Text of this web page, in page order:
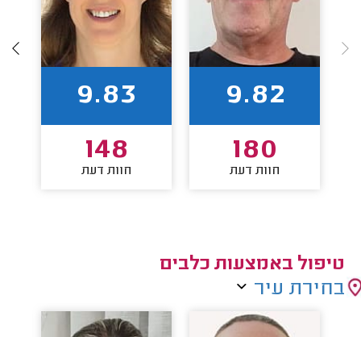
9.82
180
חוות דעת
9.83
148
חוות דעת
טיפול באמצעות כלבים
בחירת עיר